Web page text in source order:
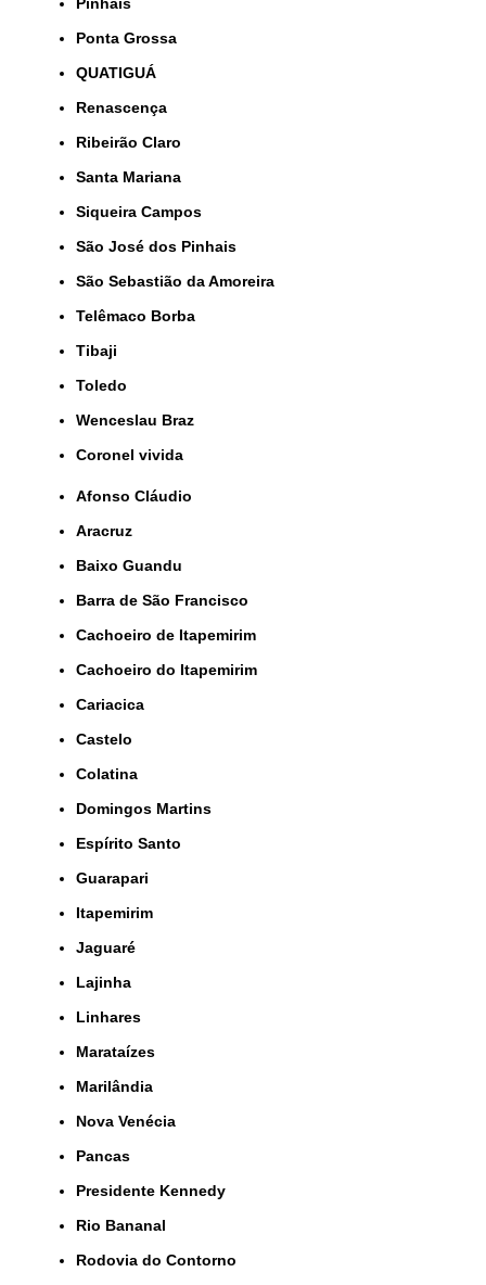
Pinhais
Ponta Grossa
QUATIGUÁ
Renascença
Ribeirão Claro
Santa Mariana
Siqueira Campos
São José dos Pinhais
São Sebastião da Amoreira
Telêmaco Borba
Tibaji
Toledo
Wenceslau Braz
coronel vivida
Afonso Cláudio
Aracruz
Baixo Guandu
Barra de São Francisco
Cachoeiro de Itapemirim
Cachoeiro do Itapemirim
Cariacica
Castelo
Colatina
Domingos Martins
Espírito Santo
Guarapari
Itapemirim
Jaguaré
Lajinha
Linhares
Marataízes
Marilândia
Nova Venécia
Pancas
Presidente Kennedy
Rio Bananal
Rodovia do Contorno